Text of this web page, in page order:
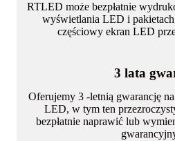
RTLED może bezpłatnie
wyświetlania LED i
częściowy ekran LED
3 lata
Oferujemy 3 -letnią gwarancję
LED, w tym ten
bezpłatnie naprawić lub